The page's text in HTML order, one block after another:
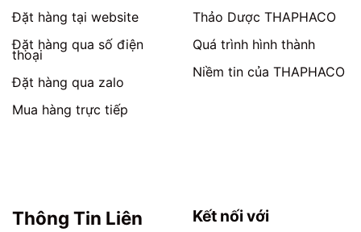
Đặt hàng tại website
Đặt hàng qua số điện
thoại
Đặt hàng qua zalo
Mua hàng trực tiếp
Thảo Dược THAPHACO
Quá trình hình thành
Niềm tin của THAPHACO
Thông Tin Liên
Kết nối với